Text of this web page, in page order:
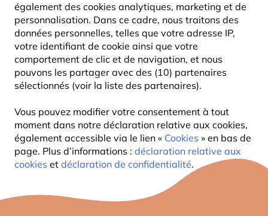
également des cookies analytiques, marketing et de
personnalisation. Dans ce cadre, nous traitons des
données personnelles, telles que votre adresse IP,
votre identifiant de cookie ainsi que votre
comportement de clic et de navigation, et nous
pouvons les partager avec des (10) partenaires
sélectionnés (voir la liste des partenaires).
Vous pouvez modifier votre consentement à tout
moment dans notre déclaration relative aux cookies,
également accessible via le lien « Cookies » en bas de
page. Plus d’informations : déclaration relative aux
cookies et déclaration de confidentialité.
Vivara
Content
Team
06
Août
2025
NOUVELLES
INFORMATION
FAUNE
CONSEILS & ASTUCES
JARDIN
Une mare naturelle est un excellent moyen de
favoriser la biodiversité dans votre jardin.